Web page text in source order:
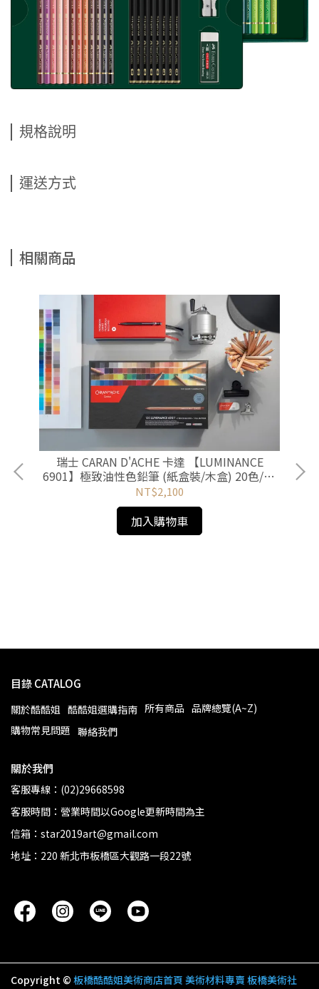
規格說明
運送方式
相關商品
瑞士 CARAN D'ACHE 卡達 【LUMINANCE
6901】極致油性色鉛筆 (紙盒裝/木盒) 20色/40
色/76色/100色
NT$2,100
加入購物車
目錄 CATALOG
關於酷酷姐 酷酷姐選購指南 所有商品 品牌總覽(A~Z)
購物常見問題 聯絡我們
關於我們
客服專線：(02)29668598
客服時間：營業時間以Google更新時間為主
信箱：star2019art@gmail.com
地址：220 新北市板橋區大觀路一段22號
Copyright © 板橋酷酷姐美術商店首頁 美術材料專賣 板橋美術社